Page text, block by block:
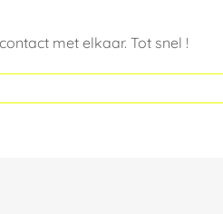
met elkaar. Tot snel !